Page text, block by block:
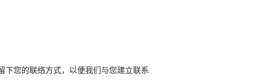
下您的联络方式，以便我们与您建立联系